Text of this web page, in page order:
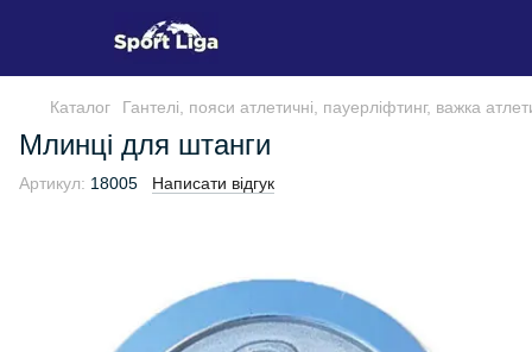
Каталог Гантелі, пояси атлетичні, пауерліфтинг, важка
Млинці для штанги
Артикул: 18005 Написати відгук